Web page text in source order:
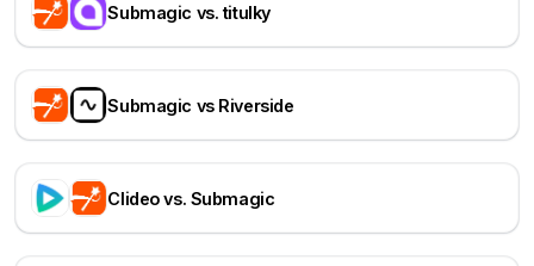
Submagic vs. titulky
Submagic vs Riverside
Clideo vs. Submagic